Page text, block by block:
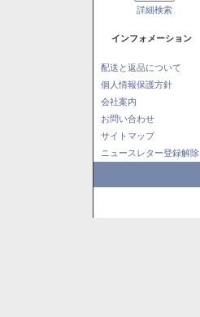
詳細検索
インフォメーション
配送と返品について
個人情報保護方針
会社案内
お問い合わせ
サイトマップ
ニュースレター登録解除